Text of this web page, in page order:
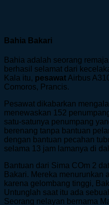
Bahia Bakari
Bahia adalah seorang
berhasil selamat dari
Kala itu, pesawatAirbus
Comoros, Prancis.
Pesawat dikabarkan
menewaskan 152
satu-satunya penumpang
berenang tanpa bantuan
dengan bantuan pecahan
selama 13 jam lamanya di
Bantuan dari Sima COm 2
Bakari. Mereka menurunkan
karena gelombang tinggi,
Untunglah saat itu ada
Seorang nelayan bernama